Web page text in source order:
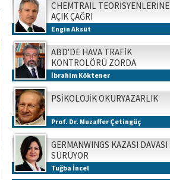
CHEMTRAIL TEORİSYENLERİNE
AÇIK ÇAĞRI
Engin Aksüt
ABD'DE HAVA TRAFİK
KONTROLÖRÜ ZORDA
İbrahim Köktener
PSİKOLOJİK OKURYAZARLIK
Prof. Dr. Muzaffer Çetingüç
GERMANWINGS KAZASI DAVASI
SÜRÜYOR
Tuğba İncel